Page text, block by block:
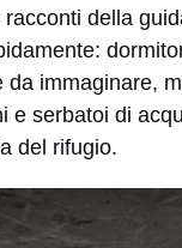
racconti della
da immaginare,
e serbatoi di
del rifugio.